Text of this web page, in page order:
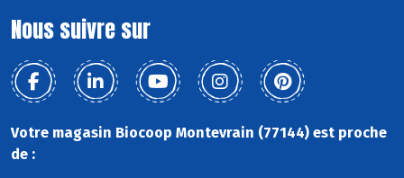
Nous suivre sur
Votre magasin Biocoop Montevrain (77144) est proche
de :